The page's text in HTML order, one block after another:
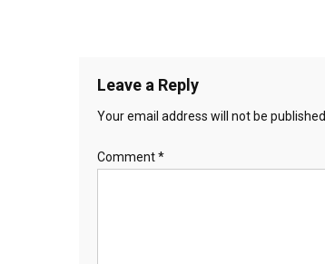
Leave a Reply
Your email address will not be published.
Comment*